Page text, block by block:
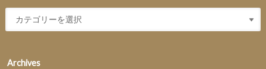
Archives